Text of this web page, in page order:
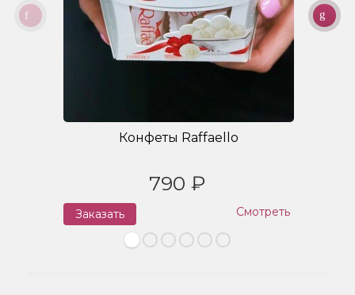
Конфеты Raffaello
790 ₽
Заказать Смотреть